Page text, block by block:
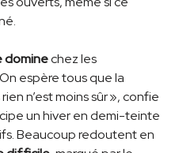
dominechez les
espère tous que la
n’est moins sûr », confie
un hiver en demi-teinte
Beaucoup redoutent en